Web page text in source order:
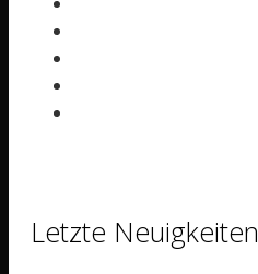
Letzte Neuigkeiten